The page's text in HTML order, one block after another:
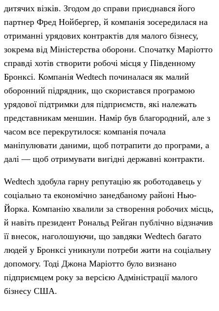
дитячих візків. Згодом до справи приєднався його
партнер Фред Нойбергер, й компанія зосередилася на
отриманні урядових контрактів для малого бізнесу,
зокрема від Міністерства оборони. Спочатку Маріотто
справді хотів створити робочі місця у Південному
Бронксі. Компанія Wedtech починалася як малий
оборонний підрядник, що скористався програмою
урядової підтримки для підприємств, які належать
представникам меншин. Намір був благородний, але з
часом все перекрутилося: компанія почала
маніпулювати даними, щоб потрапити до програми, а
далі — щоб отримувати вигідні державні контракти.
Wedtech здобула гарну репутацію як роботодавець у
соціально та економічно занедбаному районі Нью-
Йорка. Компанію хвалили за створення робочих місць,
й навіть президент Рональд Рейган публічно відзначив
її внесок, наголошуючи, що завдяки Wedtech багато
людей у Бронксі уникнули потреби жити на соціальну
допомогу. Тоді Джона Маріотто було визнано
підприємцем року за версією Адміністрації малого
бізнесу США.